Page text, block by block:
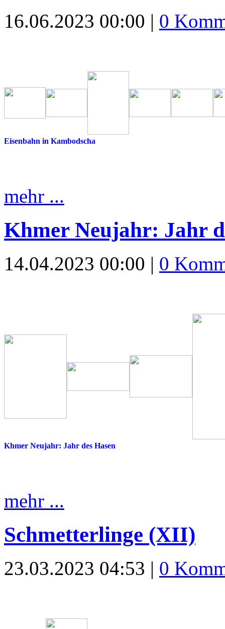
16.06.2023 00:00 | 0
Eisenbahn in Kambodscha
mehr ...
Khmer Neujahr: Jahr
14.04.2023 00:00 | 0
Khmer Neujahr: Jahr des Hasen
mehr ...
Schmetterlinge (XII)
23.03.2023 04:53 | 0